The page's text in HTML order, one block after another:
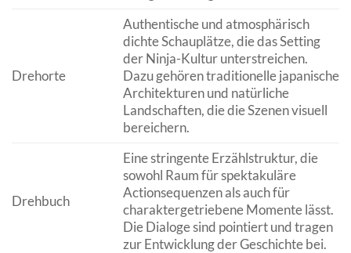
Drehorte
Authentische und atmosphärisch
dichte Schauplätze, die das Setting
der Ninja-Kultur unterstreichen.
Dazu gehören traditionelle japanische
Architekturen und natürliche
Landschaften, die die Szenen visuell
bereichern.
Drehbuch
Eine stringente Erzählstruktur, die
sowohl Raum für spektakuläre
Actionsequenzen als auch für
charaktergetriebene Momente lässt.
Die Dialoge sind pointiert und tragen
zur Entwicklung der Geschichte bei.